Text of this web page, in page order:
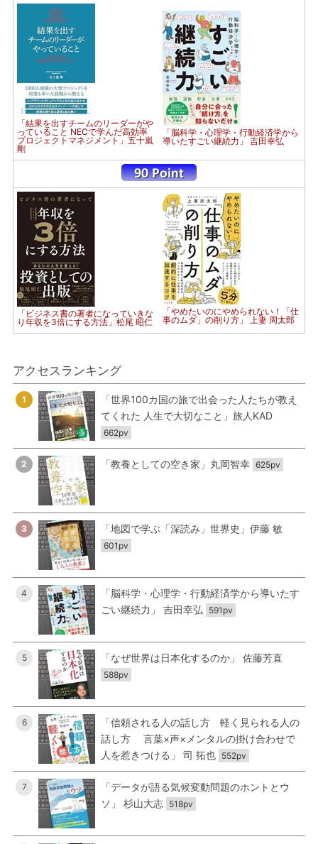
「結果を出すチームのリーダーがや
っていること NECで学んだ高効率
プロジェクトマネジメント」五十嵐
剛
「脳科学・心理学・行動経済学から
導いたすごい継続力」 吉田幸弘
「ビジネス書の著者になっていきな
り年収を3倍にする方法」松尾 昭仁
「やめたいのにやめられない！「仕
事のムダ」の削り方」 上妻 周太郎
アクセスランキング
1
「世界100カ国の旅で出会った人たちが教え
てくれた 人生で大切なこと」旅人KAD
662pv
2 「教養としての空き家」丸岡智幸 625pv
3 「地図で学ぶ「深読み」世界史」伊藤 敏
601pv
4
「脳科学・心理学・行動経済学から導いたす
ごい継続力」 吉田幸弘
591pv
5 「なぜ世界は日本化するのか」 佐藤芳直
588pv
6
「信頼される人の話し方 軽く見られる人の
話し方 言葉×声×メンタルの掛け合わせで
人を惹きつける」 司 拓也 552pv
7
「データが語る気候変動問題のホントとウ
ソ」 杉山大志 518pv